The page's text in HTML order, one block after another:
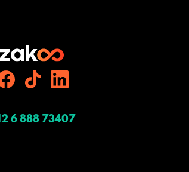
6 888 73407